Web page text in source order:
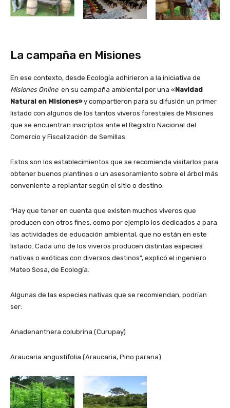
La campaña en Misiones
En ese contexto, desde Ecología adhirieron a la iniciativa de
Misiones Onlineen su campaña ambiental por una «Navidad
Natural en Misiones»y compartieron para su difusión un primer
listado con algunos de los tantos viveros forestales de Misiones
que se encuentran inscriptos ante el Registro Nacional del
Comercio y Fiscalización de Semillas.
Estos son los establecimientos que se recomienda visitarlos para
obtener buenos plantines o un asesoramiento sobre el árbol más
conveniente a replantar según el sitio o destino.
“Hay que tener en cuenta que existen muchos viveros que
producen con otros fines, como por ejemplo los dedicados a para
las actividades de educación ambiental, que no están en este
listado. Cada uno de los viveros producen distintas especies
nativas o exóticas con diversos destinos”, explicó el ingeniero
Mateo Sosa, de Ecología.
Algunas de las especies nativas que se recomiendan, podrían
ser:
Anadenanthera colubrina (Curupay)
Araucaria angustifolia (Araucaria, Pino parana)